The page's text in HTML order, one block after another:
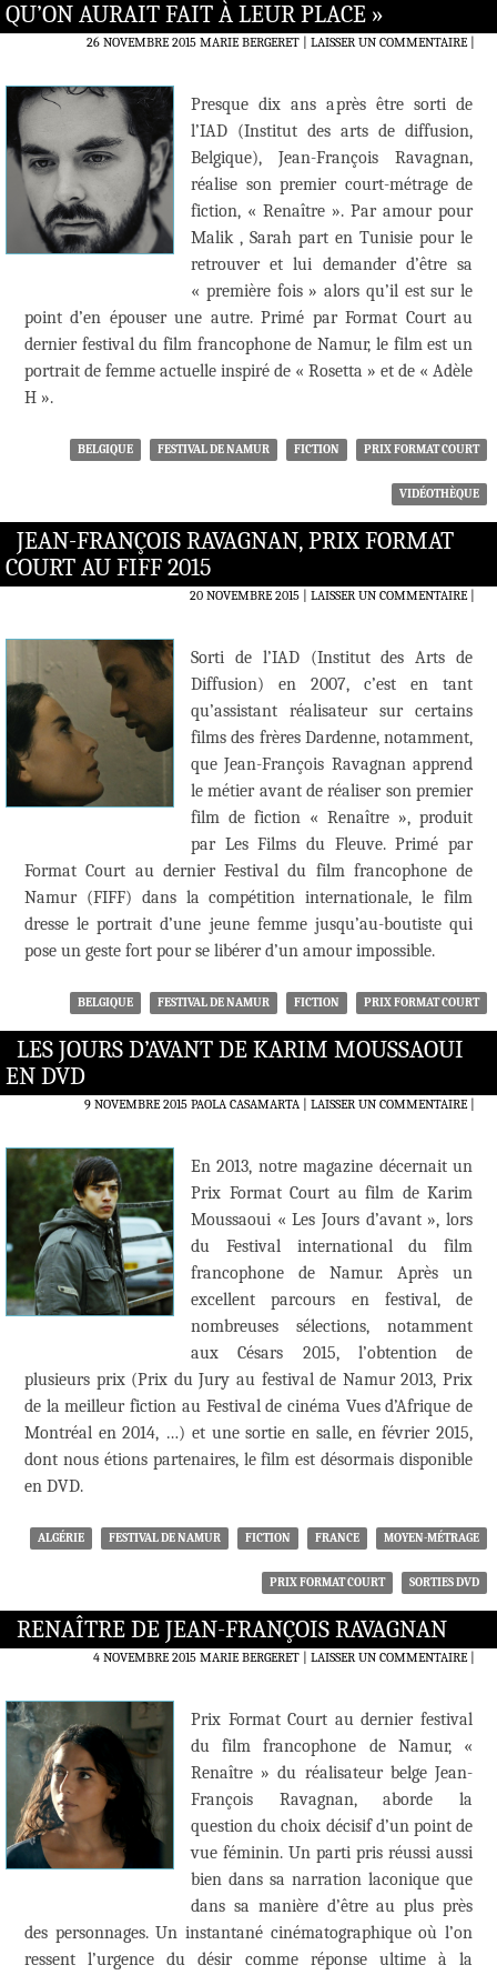
QU’ON AURAIT FAIT À LEUR PLACE »
26 NOVEMBRE 2015 MARIE BERGERET LAISSER UN COMMENTAIRE|
Presque dix ans après être sorti de
l’IAD (Institut des arts de diffusion,
Belgique), Jean-François Ravagnan,
réalise son premier court-métrage de
fiction, « Renaître ». Par amour pour
Malik , Sarah part en Tunisie pour le
retrouver et lui demander d’être sa
« première fois » alors qu’il est sur le
point d’en épouser une autre. Primé par Format Court au
dernier festival du film francophone de Namur, le film est un
portrait de femme actuelle inspiré de « Rosetta » et de « Adèle
H ».
BELGIQUE FESTIVAL DE NAMUR FICTION PRIX FORMAT COURT
VIDÉOTHÈQUE
JEAN-FRANÇOIS RAVAGNAN, PRIX FORMAT
COURT AU FIFF 2015
20 NOVEMBRE 2015 LAISSER UN COMMENTAIRE|
Sorti de l’IAD (Institut des Arts de
Diffusion) en 2007, c’est en tant
qu’assistant réalisateur sur certains
films des frères Dardenne, notamment,
que Jean-François Ravagnan apprend
le métier avant de réaliser son premier
film de fiction « Renaître », produit
par Les Films du Fleuve. Primé par
Format Court au dernier Festival du film francophone de
Namur (FIFF) dans la compétition internationale, le film
dresse le portrait d’une jeune femme jusqu’au-boutiste qui
pose un geste fort pour se libérer d’un amour impossible.
BELGIQUE FESTIVAL DE NAMUR FICTION PRIX FORMAT COURT
LES JOURS D’AVANT DE KARIM MOUSSAOUI
EN DVD
9 NOVEMBRE 2015 PAOLA CASAMARTA LAISSER UN COMMENTAIRE|
En 2013, notre magazine décernait un
Prix Format Court au film de Karim
Moussaoui « Les Jours d’avant », lors
du Festival international du film
francophone de Namur. Après un
excellent parcours en festival, de
nombreuses sélections, notamment
aux Césars 2015, l’obtention de
plusieurs prix (Prix du Jury au festival de Namur 2013, Prix
de la meilleur fiction au Festival de cinéma Vues d’Afrique de
Montréal en 2014, …) et une sortie en salle, en février 2015,
dont nous étions partenaires, le film est désormais disponible
en DVD.
ALGÉRIE FESTIVAL DE NAMUR FICTION FRANCE MOYEN-MÉTRAGE
PRIX FORMAT COURT SORTIES DVD
RENAÎTRE DE JEAN-FRANÇOIS RAVAGNAN
4 NOVEMBRE 2015 MARIE BERGERET LAISSER UN COMMENTAIRE|
Prix Format Court au dernier festival
du film francophone de Namur, «
Renaître » du réalisateur belge Jean-
François Ravagnan, aborde la
question du choix décisif d’un point de
vue féminin. Un parti pris réussi aussi
bien dans sa narration laconique que
dans sa manière d’être au plus près
des personnages. Un instantané cinématographique où l’on
ressent l’urgence du désir comme réponse ultime à la